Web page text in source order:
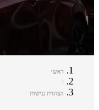
ראשי
הצהרת נגישות